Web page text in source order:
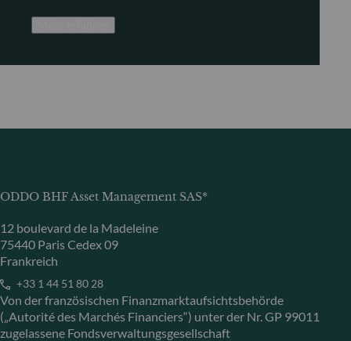
ODDO BHF Asset Management SAS*
12 boulevard de la Madeleine
75440 Paris Cedex 09
Frankreich
+33 1 44 51 80 28
Von der französischen Finanzmarktaufsichtsbehörde
(„Autorité des Marchés Financiers“) unter der Nr. GP 99011
zugelassene Fondsverwaltungsgesellschaft